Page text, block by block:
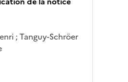
; Tanguy-Schröer